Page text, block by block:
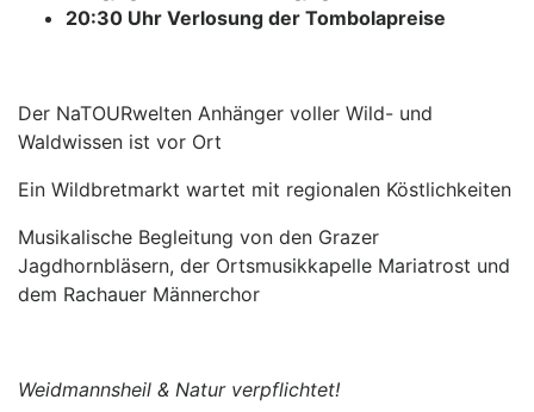
20:30 Uhr Verlosung der Tombolapreise
Der NaTOURwelten Anhänger voller Wild- und
Waldwissen ist vor Ort
Ein Wildbretmarkt wartet mit regionalen Köstlichkeiten
Musikalische Begleitung von den Grazer
Jagdhornbläsern, der Ortsmusikkapelle Mariatrost und
dem Rachauer Männerchor
Weidmannsheil & Natur verpflichtet!